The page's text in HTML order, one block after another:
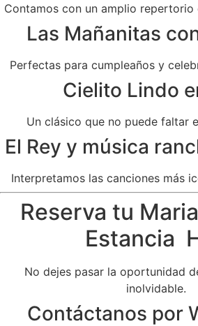
Contamos con un amplio repertorio
Las Mañanitas
Perfectas para cumpleaños y
Cielito Lindo
Un clásico que no puede faltar
El Rey y música
Interpretamos las canciones más
Reserva tu
Estancia
No dejes pasar la oportunidad
inolvidable.
Contáctanos por